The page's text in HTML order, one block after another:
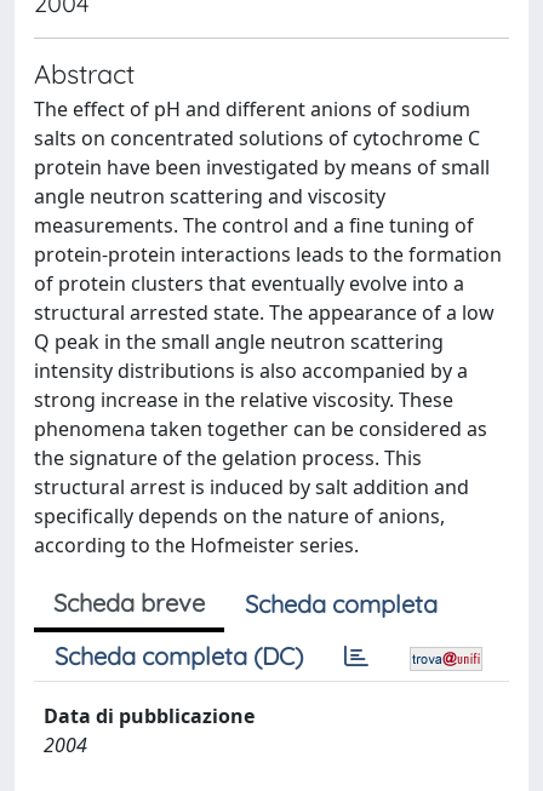
Abstract
The effect of pH and different anions of sodium
salts on concentrated solutions of cytochrome C
protein have been investigated by means of small
angle neutron scattering and viscosity
measurements. The control and a fine tuning of
protein-protein interactions leads to the formation
of protein clusters that eventually evolve into a
structural arrested state. The appearance of a low
Q peak in the small angle neutron scattering
intensity distributions is also accompanied by a
strong increase in the relative viscosity. These
phenomena taken together can be considered as
the signature of the gelation process. This
structural arrest is induced by salt addition and
specifically depends on the nature of anions,
according to the Hofmeister series.
Scheda breve
Scheda completa
Scheda completa (DC)
Data di pubblicazione
2004